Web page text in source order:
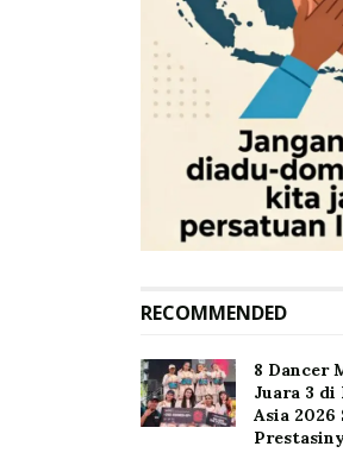
RECOMMENDED
8 Dancer
Juara 3 di
Asia